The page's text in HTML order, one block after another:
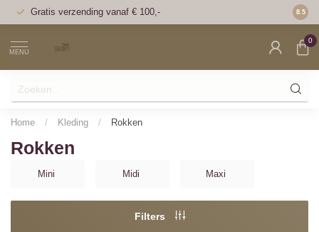
Gratis verzending vanaf € 100,- Voor
8.5
MENU
0
Home / Kleding / Rokken
Rokken
Mini Midi Maxi
Filters